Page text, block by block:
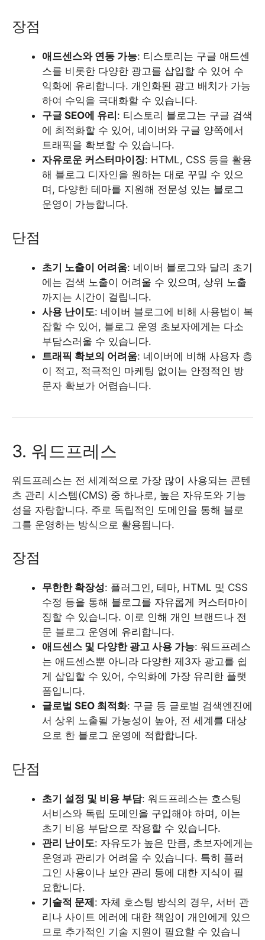
장점
애드센스와 연동 가능: 티스토리는 구글 애드센
스를 비롯한 다양한 광고를 삽입할 수 있어 수
익화에 유리합니다. 개인화된 광고 배치가 가능
하여 수익을 극대화할 수 있습니다.
구글 SEO에 유리 : 티스토리 블로그는 구글 검색
에 최적화할 수 있어, 네이버와 구글 양쪽에서
트래픽을 확보할 수 있습니다.
자유로운 커스터마이징: HTML, CSS 등을 활용
해 블로그 디자인을 원하는 대로 꾸밀 수 있으
며, 다양한 테마를 지원해 전문성 있는 블로그
운영이 가능합니다.
단점
초기 노출이 어려움: 네이버 블로그와 달리 초기
에는 검색 노출이 어려울 수 있으며, 상위 노출
까지는 시간이 걸립니다.
사용 난이도: 네이버 블로그에 비해 사용법이 복
잡할 수 있어, 블로그 운영 초보자에게는 다소
부담스러울 수 있습니다.
트래픽 확보의 어려움: 네이버에 비해 사용자 층
이 적고, 적극적인 마케팅 없이는 안정적인 방
문자 확보가 어렵습니다.
3. 워드프레스
워드프레스는 전 세계적으로 가장 많이 사용되는 콘텐
츠 관리 시스템(CMS) 중 하나로, 높은 자유도와 기능
성을 자랑합니다. 주로 독립적인 도메인을 통해 블로
그를 운영하는 방식으로 활용됩니다.
장점
무한한 확장성: 플러그인, 테마, HTML 및 CSS
수정 등을 통해 블로그를 자유롭게 커스터마이
징할 수 있습니다. 이로 인해 개인 브랜드나 전
문 블로그 운영에 유리합니다.
애드센스 및 다양한 광고 사용 가능: 워드프레스
는 애드센스뿐 아니라 다양한 제3자 광고를 쉽
게 삽입할 수 있어, 수익화에 가장 유리한 플랫
폼입니다.
글로벌 SEO 최적화: 구글 등 글로벌 검색엔진에
서 상위 노출될 가능성이 높아, 전 세계를 대상
으로 한 블로그 운영에 적합합니다.
단점
초기 설정 및 비용 부담: 워드프레스는 호스팅
서비스와 독립 도메인을 구입해야 하며, 이는
초기 비용 부담으로 작용할 수 있습니다.
관리 난이도: 자유도가 높은 만큼, 초보자에게는
운영과 관리가 어려울 수 있습니다. 특히 플러
그인 사용이나 보안 관리 등에 대한 지식이 필
요합니다.
기술적 문제: 자체 호스팅 방식의 경우, 서버 관
리나 사이트 에러에 대한 책임이 개인에게 있으
므로 추가적인 기술 지원이 필요할 수 있습니